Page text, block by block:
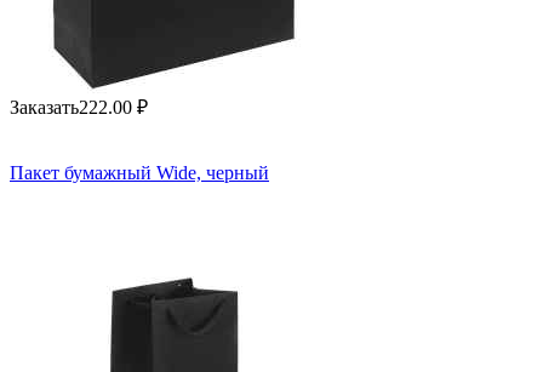
Заказать222.00 ₽
Пакет бумажный Wide, черный